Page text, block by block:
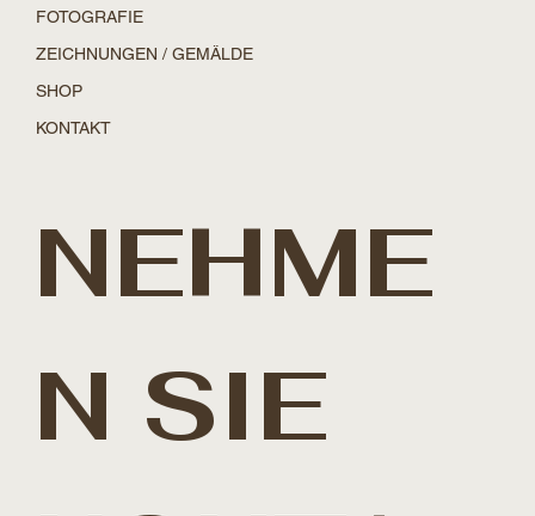
NEHME
N SIE
FOTOGRAFIE
ZEICHNUNGEN / GEMÄLDE
SHOP
KONTAKT